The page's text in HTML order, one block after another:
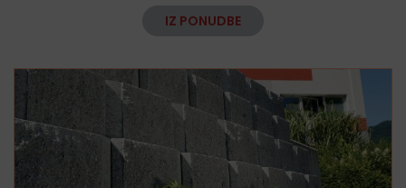
IZ PONUDBE